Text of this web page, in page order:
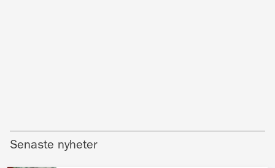
Senaste nyheter